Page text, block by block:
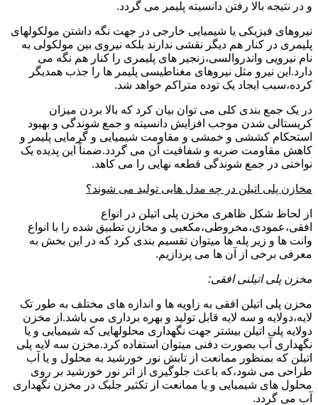
و در نتیجه بالا رفتن دانسیته پلیمر می گردد.
نیروهای فیزیکی یا شیمیایی خارجی در جهت نگه داشتن مولکولهای
پلیمری در کنار هم دیگر نقشی ندارند بلکه نیروی بین مولکولی به
نام نیرویی واندروالسی،زنجیر های پلیمری را کنار هم نگه می
دارد.این نیرو مثل نیروهای مغناطیسی پلیمر ها را جذب همدیگر
کرده،سبب ایجاد یک توده متراکم خواهد شد.
در یک جمع بندی کلی می توان بیان کرد که بالا بردن میزان
کریستالی شدن موجب افزایش دانسیته و جمع شوندگی و بهبود
استحکام کششی و خمشی و مقاومت شیمیایی و گرمایی پلیمر و
کاهش مقاومت ضربه و شفافیت آن می گردد.ضمناً این پدیده یک
نواختی در جمع شوندگی قطعه نهایی را می کاهد.
مخازن پلی اتیلن در چه مدل هایی تولید می شوند؟
از لحاظ شکل ظاهری مخزن پلی اتیلن در انواع
افقی،عمودی،مخروطی،مکعبی و مخازن تطبیق شده را با انواع
وانت ها و زیر پله ها میتوان تقسیم بندی کرد که در این بخش به
معرفی برخی از آن ها می پردازیم.
مخزن پلی اتیلنی افقی:
مخزن پلی اتیلن افقی به زاویه ها و اندازه های مختلف به طور تک
لایه،دولایه و سه لایه قابل تولید و بهره برداری می باشد.از مخزن
دولایه پلی اتیلن بیشتر جهت نگهداری محلولهایی که شیمیایی و یا
نگهداری آب بصورت دفنی میتوان استفاده کرد.مخزن سه لایه پلی
اتیلن که بمنظور ممانعت از تابش نور خورشید به محلول و یا آب
طراحی می شود،که باعث جلوگیری از اثر نور خورشید بر روی
محلول های شیمیایی و یا ممانعت از تکثیر جلبک در مخزن نگهداری
آب می گردد.